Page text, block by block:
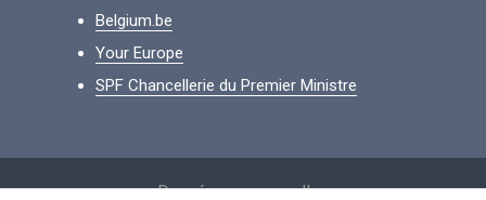
Belgium.be
Your Europe
SPF Chancellerie du Premier Ministre
Données personnelles